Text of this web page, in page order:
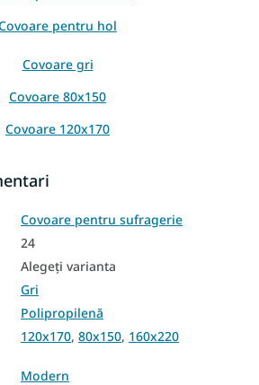
pentru hol
Covoare gri
Covoare 80x150
Covoare 120x170
Covoare pentru sufragerie
24
Alegeţi varianta
Gri
Polipropilenă
120x170, 80x150, 160x220
Modern